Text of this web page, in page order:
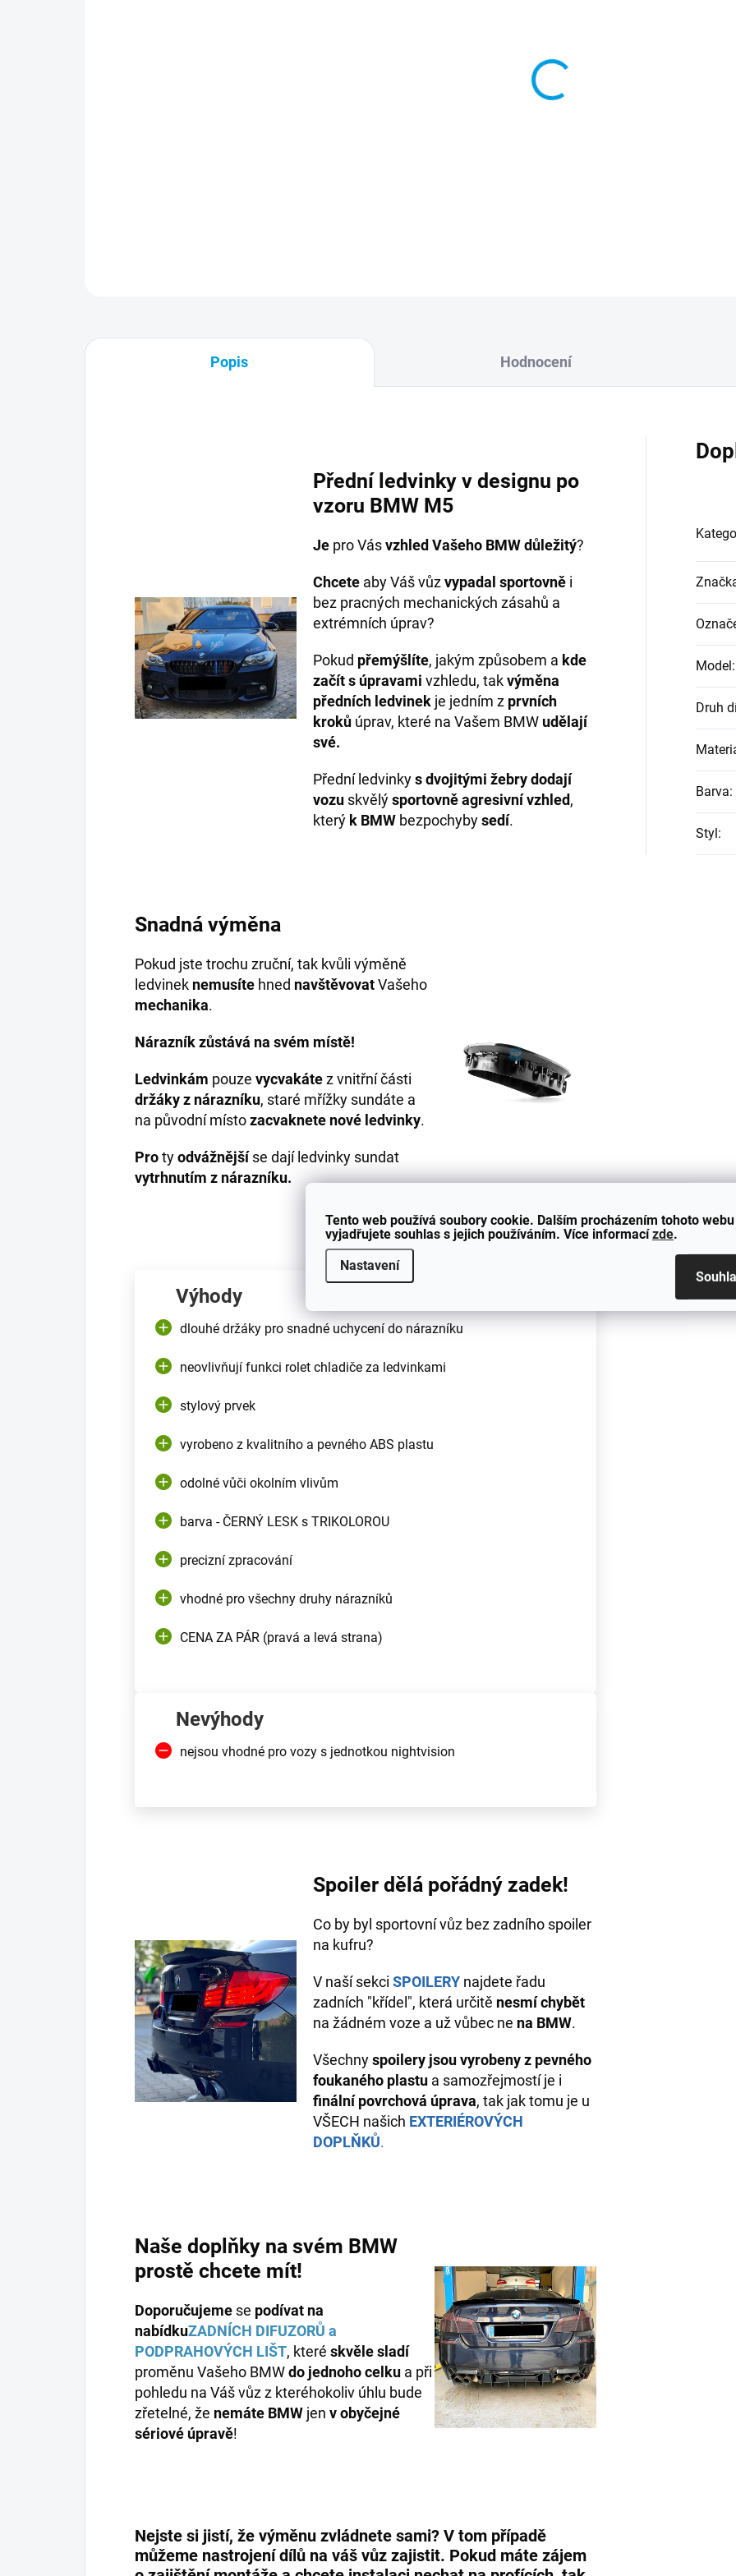
Tento web používá soubory cookie. Dalším procházením tohoto webu
vyjadřujete souhlas s jejich používáním. Více informacízde.
Nastavení
Popis Hodnocení
Přední ledvinky v designu po
vzoru BMW M5
Jepro Vásvzhled Vašeho BMW důležitý?
Chceteaby Váš vůzvypadal sportovněi
bez pracných mechanických zásahů a
extrémních úprav?
Pokud přemýšlíte, jakým způsobem a kde
začít s úpravami vzhledu, takvýměna
předních ledvinekje jedním z prvních
krokůúprav, které na Vašem BMW udělají
své.
Přední ledvinkys dvojitými žebrydodají
vozuskvělýsportovně agresivní vzhled,
který k BMWbezpochybysedí.
Snadná výměna
Pokud jste trochu zruční, tak kvůli výměně
ledvinek nemusíte hned navštěvovatVašeho
mechanika.
Nárazník zůstává na svém místě!
Ledvinkám pouze vycvakátez vnitřní části
držáky z nárazníku, staré mřížky sundáte a
na původní místozacvaknete nové ledvinky.
Protyodvážnějšíse dají ledvinky sundat
vytrhnutím z nárazníku.
Výhody
dlouhé držáky pro snadné uchycení do nárazníku
neovlivňují funkci rolet chladiče za ledvinkami
stylový prvek
vyrobeno z kvalitního a pevného ABS plastu
odolné vůči okolním vlivům
barva - ČERNÝ LESK s TRIKOLOROU
precizní zpracování
vhodné pro všechny druhy nárazníků
CENA ZA PÁR (pravá a levá strana)
Nevýhody
nejsou vhodné pro vozy s jednotkou nightvision
Spoiler dělá pořádný zadek!
Co by byl sportovní vůz bez zadního spoiler
na kufru?
V naší sekci SPOILERY najdete řadu
zadních "křídel", která určitě nesmí chybět
na žádném voze a už vůbec ne na BMW.
Všechnyspoilery jsou vyrobeny z pevného
foukaného plastua samozřejmostí je i
finální povrchová úprava, tak jak tomu je u
VŠECH našich EXTERIÉROVÝCH
DOPLŇKŮ.
Naše doplňky na svém BMW
prostě chcete mít!
Doporučujeme se podívat na
nabídkuZADNÍCH DIFUZORŮ a
PODPRAHOVÝCH LIŠT, které skvěle sladí
proměnu Vašeho BMWdo jednoho celku a při
pohledu na Váš vůz z kteréhokoliv úhlu bude
zřetelné, že nemáte BMW jen v obyčejné
sériové úpravě!
Nejste si jistí, že výměnu zvládnete sami? V tom případě
můžeme nastrojení dílů na váš vůz zajistit. Pokud máte zájem
Model :
Druh
Barva:
Styl :